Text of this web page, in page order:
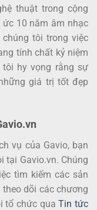
thuật trong cộng
10 năm âm nhạc
tôi trong việc
tính chất kỷ niệm
tôi hy vọng rằng sự
giá trị tốt đẹp
vụ của Gavio, bạn
tại Gavio.vn. Chúng
tìm kiếm các sản
dõi các chương
tổ chức quaTin tức